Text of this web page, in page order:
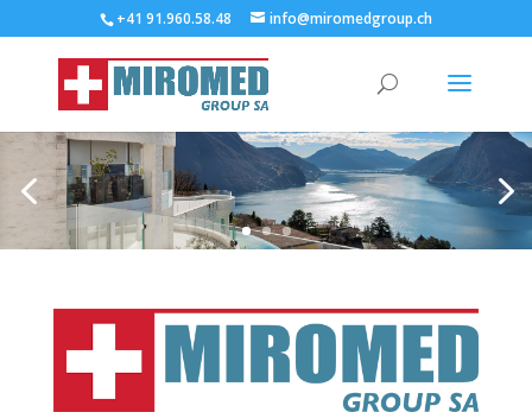
+41 91.960.58.48 info@miromedgroup.ch